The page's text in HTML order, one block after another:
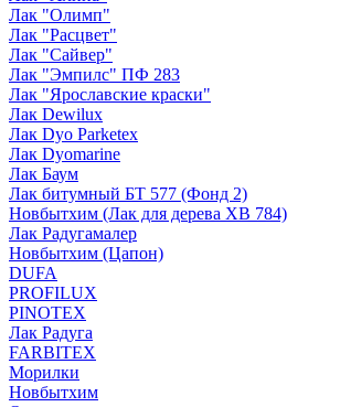
Лак "Олимп"
Лак "Расцвет"
Лак "Сайвер"
Лак "Эмпилс" ПФ 283
Лак "Ярославские краски"
Лак Dewilux
Лак Dyo Parketex
Лак Dyomarine
Лак Баум
Лак битумный БТ 577 (Фонд 2)
Новбытхим (Лак для дерева ХВ 784)
Лак Радугамалер
Новбытхим (Цапон)
DUFA
PROFILUX
PINOTEX
Лак Радуга
FARBITEX
Морилки
Новбытхим